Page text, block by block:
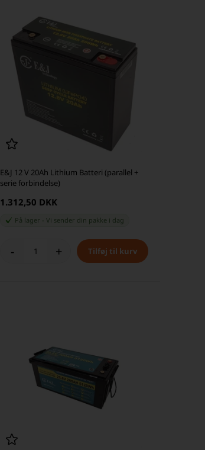
E&J 12 V 20Ah Lithium Batteri (parallel +
serie forbindelse)
1.312,50 DKK
På lager -Vi sender din pakke i dag
- +